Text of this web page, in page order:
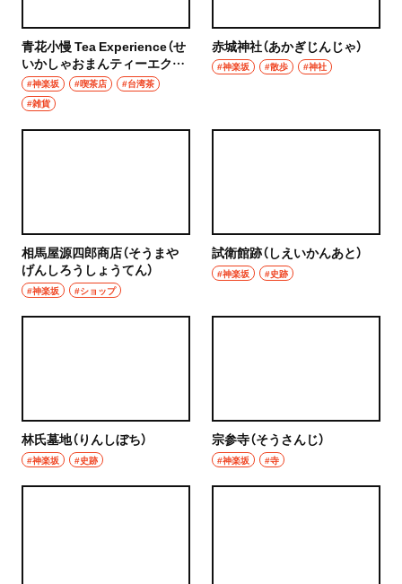
青花小慢 Tea Experience（せ
いかしゃおまんティーエクス
ペリエンス）
#神楽坂 #喫茶店
#台湾茶
#雑貨
赤城神社（あかぎじんじゃ）
#神楽坂 #散歩 #神社
相馬屋源四郎商店（そうまや
げんしろうしょうてん）
#神楽坂 #ショップ
試衛館跡（しえいかんあと）
#神楽坂 #史跡
林氏墓地（りんしぼち）
#神楽坂 #史跡
宗参寺（そうさんじ）
#神楽坂 #寺